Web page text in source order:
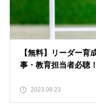
【無料】リーダー育
事・教育担当者必聴
2023.09.23